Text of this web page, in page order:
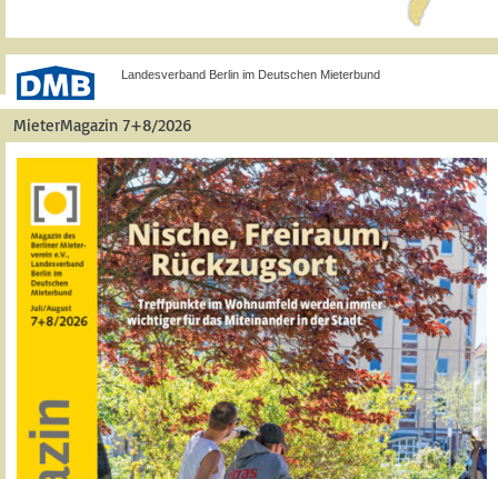
Landesverband Berlin im Deutschen Mieterbund
MieterMagazin 7+8/2026